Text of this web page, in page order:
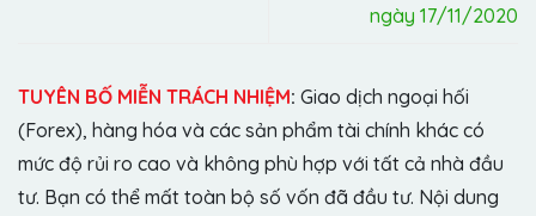
ngày 17/11/2020
TUYÊN BỐ MIỄN TRÁCH NHIỆM: Giao dịch ngoại hối
(Forex), hàng hóa và các sản phẩm tài chính khác có
mức độ rủi ro cao và không phù hợp với tất cả nhà đầu
tư. Bạn có thể mất toàn bộ số vốn đã đầu tư. Nội dung